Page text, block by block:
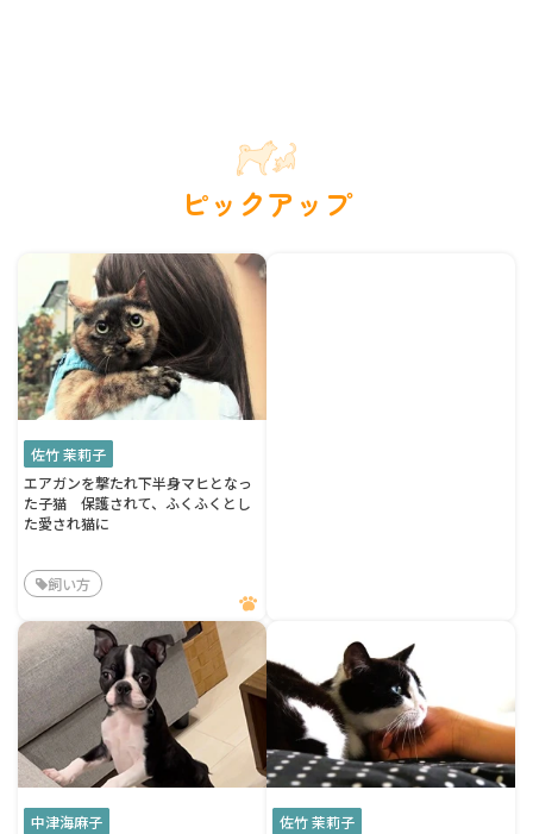
ピックアップ
佐竹 茉莉子
エアガンを撃たれ下半身マヒとなっ
た子猫 保護されて、ふくふくとし
た愛され猫に
飼い方
中津海麻子
佐竹 茉莉子